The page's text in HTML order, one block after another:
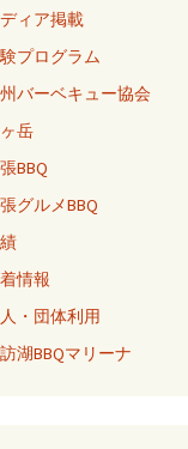
ィア掲載
プログラム
バーベキュー協会
岳
BBQ
グルメBBQ
情報
・団体利用
湖BBQマリーナ